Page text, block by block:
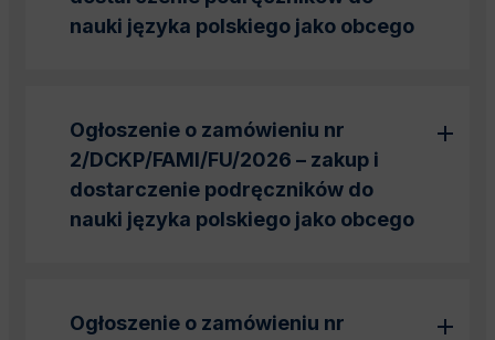
nauki języka polskiego jako obcego
Ogłoszenie o zamówieniu nr
2/DCKP/FAMI/FU/2026 – zakup i
dostarczenie podręczników do
nauki języka polskiego jako obcego
Ogłoszenie o zamówieniu nr